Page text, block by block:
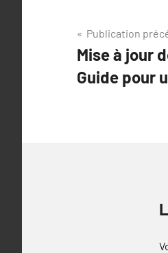
de
l’article
Publication
Mise à jour
Guide pour